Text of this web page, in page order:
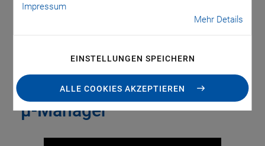
Impressum
Mehr Details
EINSTELLUNGEN SPEICHERN
ALLE COOKIES AKZEPTIEREN
µ-Manager